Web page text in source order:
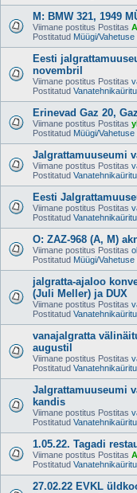
M: BMW 321, 1949
Viimane postitus Postitas
Postitatud Müügi/
Eesti
novembril
Viimane postitus Postitas
Postitatud
Erinevad Gaz 20,
Viimane postitus Postitas
Postitatud Müügi/
Jalgrattamuuseumi
Viimane postitus Postitas
Postitatud
Eesti
Viimane postitus Postitas
Postitatud
O: ZAZ-968 (A, M)
Viimane postitus Postitas
Postitatud Müügi/
jalgratta-ajaloo
(Juli Meller) ja DUX
Viimane postitus Postitas
Postitatud
vanajalgratta
augustil
Viimane postitus Postitas
Postitatud
Jalgrattamuuseumi
kandis
Viimane postitus Postitas
Postitatud
1.05.22. Tagadi
Viimane postitus Postitas
Postitatud
27.02.22 EVKL